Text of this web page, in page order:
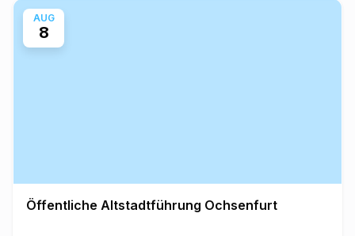
AUG
8
Öffentliche Altstadtführung Ochsenfurt